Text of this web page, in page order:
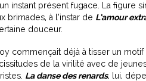
instant présent fugace. La figure
brimades, à l’instar de L’amour
douceur.
commençait déjà à tisser un
de la virilité avec de
La danse des renards, lui,